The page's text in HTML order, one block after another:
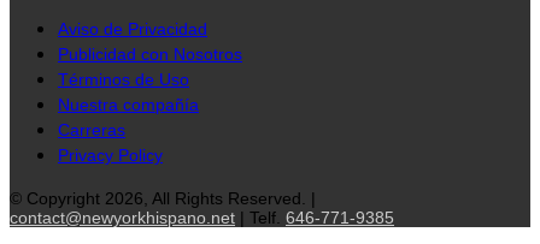
Aviso de Privacidad
Publicidad con Nosotros
Términos de Uso
Nuestra compañía
Carreras
Privacy Policy
© Copyright 2026, All Rights Reserved. |
contact@newyorkhispano.net | Telf. 646-771-9385